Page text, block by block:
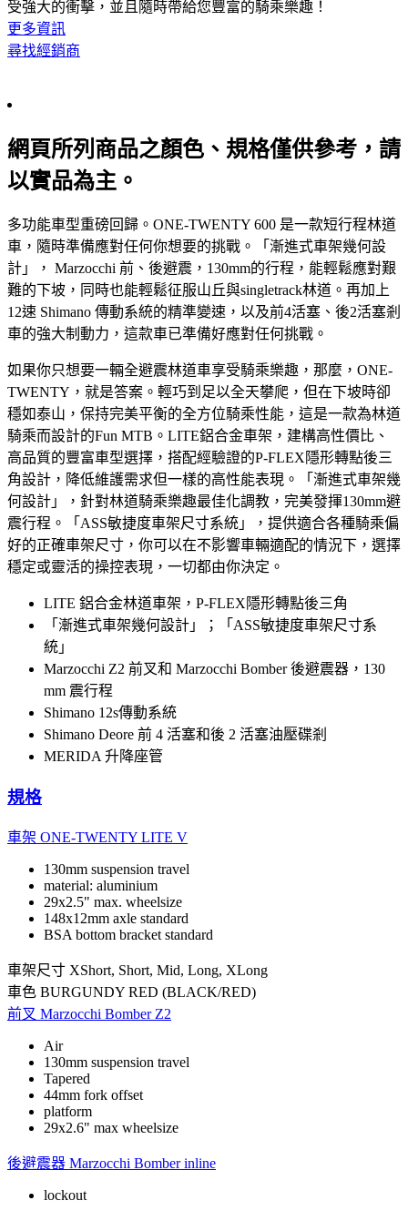
受強大的衝擊，並且隨時帶給您豐富的騎乘樂趣！
更多資訊
尋找經銷商
網頁所列商品之顏色、規格僅供參考，請
以實品為主。
多功能車型重磅回歸。ONE-TWENTY 600 是一款短行程林道
車，隨時準備應對任何你想要的挑戰。「漸進式車架幾何設
計」， Marzocchi 前、後避震，130mm的行程，能輕鬆應對艱
難的下坡，同時也能輕鬆征服山丘與singletrack林道。再加上
12速 Shimano 傳動系統的精準變速，以及前4活塞、後2活塞剎
車的強大制動力，這款車已準備好應對任何挑戰。
如果你只想要一輛全避震林道車享受騎乘樂趣，那麼，ONE-
TWENTY，就是答案。輕巧到足以全天攀爬，但在下坡時卻
穩如泰山，保持完美平衡的全方位騎乘性能，這是一款為林道
騎乘而設計的Fun MTB。LITE鋁合金車架，建構高性價比、
高品質的豐富車型選擇，搭配經驗證的P-FLEX隱形轉點後三
角設計，降低維護需求但一樣的高性能表現。「漸進式車架幾
何設計」，針對林道騎乘樂趣最佳化調教，完美發揮130mm避
震行程。「ASS敏捷度車架尺寸系統」，提供適合各種騎乘偏
好的正確車架尺寸，你可以在不影響車輛適配的情況下，選擇
穩定或靈活的操控表現，一切都由你決定。
LITE 鋁合金林道車架，P-FLEX隱形轉點後三角
「漸進式車架幾何設計」；「ASS敏捷度車架尺寸系
統」
Marzocchi Z2 前叉和 Marzocchi Bomber 後避震器，130
mm 震行程
Shimano 12s傳動系統
Shimano Deore 前 4 活塞和後 2 活塞油壓碟剎
MERIDA 升降座管
規格
車架 ONE-TWENTY LITE V
130mm suspension travel
material: aluminium
29x2.5" max. wheelsize
148x12mm axle standard
BSA bottom bracket standard
車架尺寸 XShort, Short, Mid, Long, XLong
車色 BURGUNDY RED (BLACK/RED)
前叉 Marzocchi Bomber Z2
Air
130mm suspension travel
Tapered
44mm fork offset
platform
29x2.6" max wheelsize
後避震器 Marzocchi Bomber inline
lockout